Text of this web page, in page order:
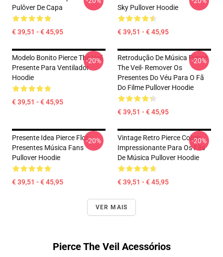
Pulôver De Capa
€ 39,51 - € 45,95
Sky Pullover Hoodie
€ 39,51 - € 45,95
Modelo Bonito Pierce The Veil
Presente Para Ventilador
Hoodie
€ 39,51 - € 45,95
-20%
Retrodução De Música Pierce
The Veil- Remover Os
Presentes Do Véu Para O Fã
Do Filme Pullover Hoodie
€ 39,51 - € 45,95
-20%
Presente Idea Pierce Flor
Presentes Música Fans
Pullover Hoodie
€ 39,51 - € 45,95
-20%
Vintage Retro Pierce Cobrir
Impressionante Para Os Fãs
De Música Pullover Hoodie
€ 39,51 - € 45,95
-20%
VER MAIS
Pierce The Veil Acessórios